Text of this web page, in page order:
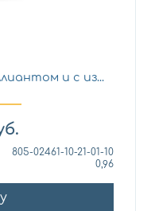
и с из...
805-02461-10-21-01-10
0,96